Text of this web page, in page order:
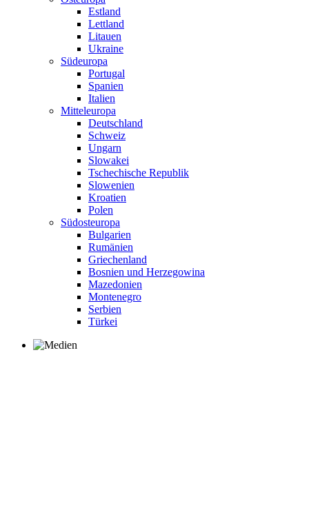
Estland
Lettland
Litauen
Ukraine
Südeuropa
Portugal
Spanien
Italien
Mitteleuropa
Deutschland
Schweiz
Ungarn
Slowakei
Tschechische Republik
Slowenien
Kroatien
Polen
Südosteuropa
Bulgarien
Rumänien
Griechenland
Bosnien und Herzegowina
Mazedonien
Montenegro
Serbien
Türkei